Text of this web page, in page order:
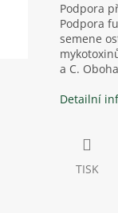
Podpora
Podpora
semene
a C.
Detailní
TISK